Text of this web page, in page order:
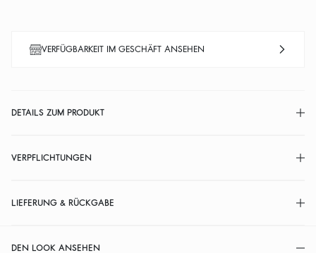
VERFÜGBARKEIT IM GESCHÄFT ANSEHEN
DETAILS ZUM PRODUKT
VERPFLICHTUNGEN
LIEFERUNG & RÜCKGABE
DEN LOOK ANSEHEN